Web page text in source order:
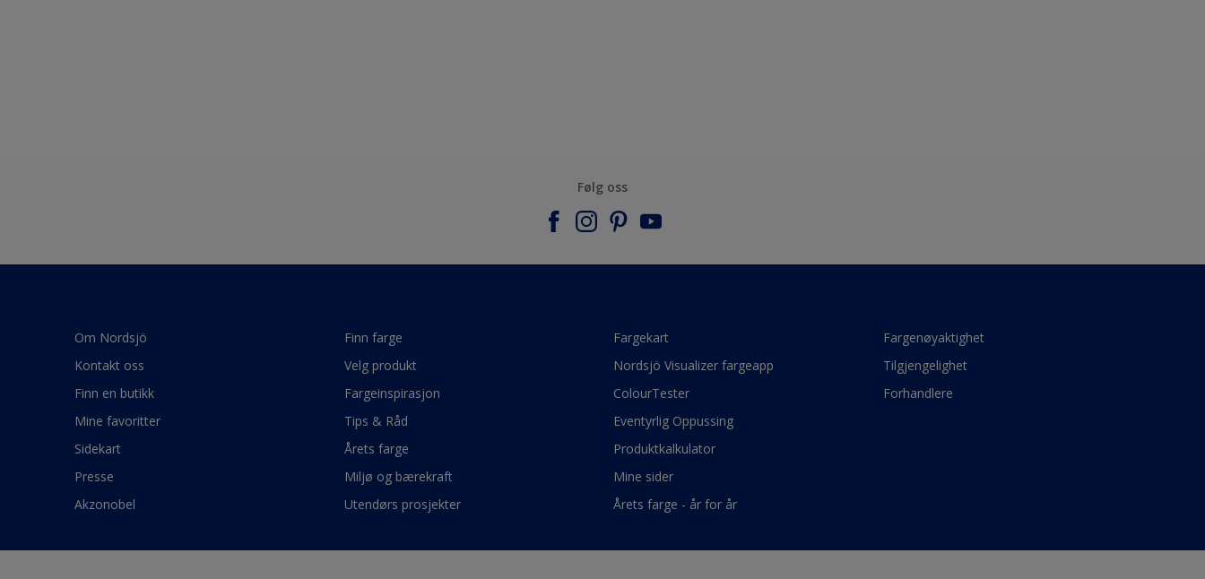
Følg oss
Om Nordsjö
Kontakt oss
Finn en butikk
Mine favoritter
Sidekart
Presse
Akzonobel
Finn farge
Velg produkt
Fargeinspirasjon
Tips & Råd
Årets farge
Miljø og bærekraft
Utendørs prosjekter
Fargekart
Nordsjö Visualizer fargeapp
ColourTester
Eventyrlig Oppussing
Produktkalkulator
Mine sider
Årets farge - år for år
Fargenøyaktighet
Tilgjengelighet
Forhandlere